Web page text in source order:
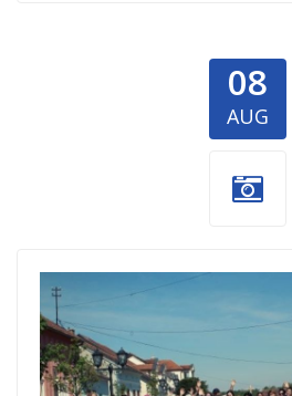
08
AUG
Decija
radost.jpg